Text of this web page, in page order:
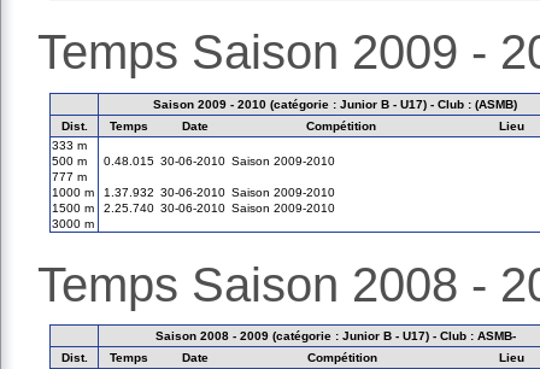
Temps Saison 2009 -
Saison 2009 - 2010 (catégorie : Junior B - U17) - Club : (ASMB)
Dist.
Temps Date Compétition
Lieu
333 m
500 m
0.48.015 30-06-2010 Saison 2009-2010
777 m
1000 m
1.37.932 30-06-2010 Saison 2009-2010
1500 m
2.25.740 30-06-2010 Saison 2009-2010
3000 m
Temps Saison 2008 -
Saison 2008 - 2009 (catégorie : Junior B - U17) - Club : ASMB-
Dist.
Temps Date Compétition
Lieu